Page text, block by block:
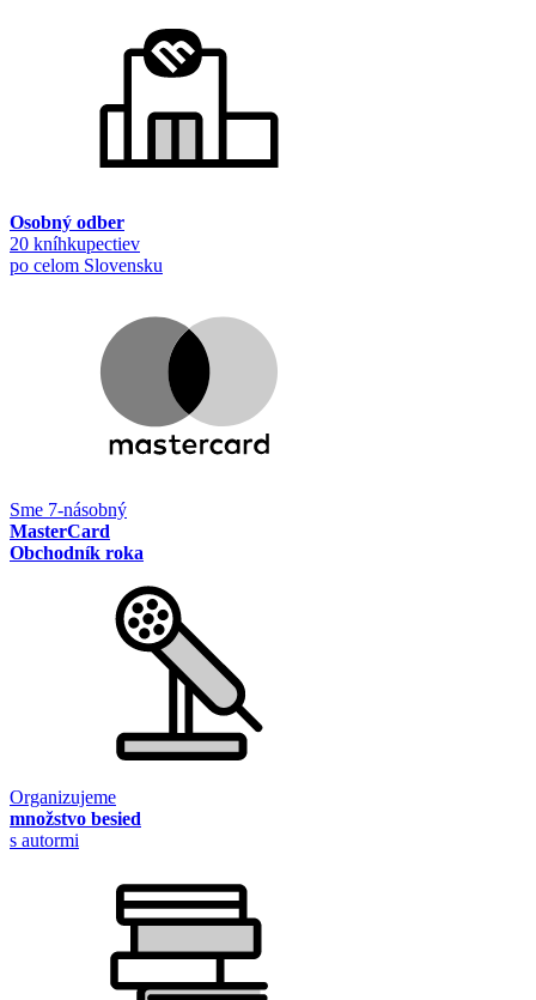
Osobný odber
20 kníhkupectiev
po celom Slovensku
Sme 7-násobný
MasterCard
Obchodník roka
Organizujeme
množstvo besied
s autormi